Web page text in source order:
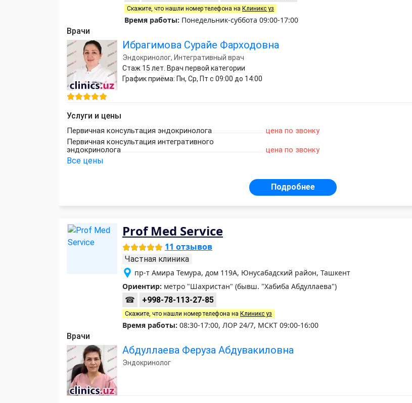
Скажите, что нашли номер телефона на Клиникс уз
Время работы: Понедельник-суббота 09:00-17:00
Врачи
Ибрагимова Сурайе Фарходовна
Эндокринолог, Интегративный врач
Стаж 15 лет. Врач первой категории
График приёма: Пн, Ср, Пт с 09:00 до 14:00
Услуги и цены
Первичная консультация эндокринолога
цена по звонку
Первичная консультация интегративного
эндокринолога
цена по звонку
Все цены
Подробнее
Prof Med Service
11 отзывов
Частная клиника
пр-т Амира Темура, дом 119А, Юнусабадский район, Ташкент
Ориентир: метро "Шахристан" (бывш. "Хабиба Абдуллаева")
☎
+998-78-113-27-85
Скажите, что нашли номер телефона на Клиникс уз
Время работы: 08:30-17:00, ЛОР 24/7, МСКТ 09:00-16:00
Врачи
Абдуллаева Феруза Абдувакиловна
Эндокринолог